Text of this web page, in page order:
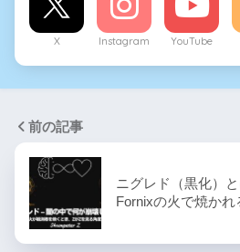
X Instagram YouTube
前の記事
ニグレド（黒化）
Fornixの火で焼か